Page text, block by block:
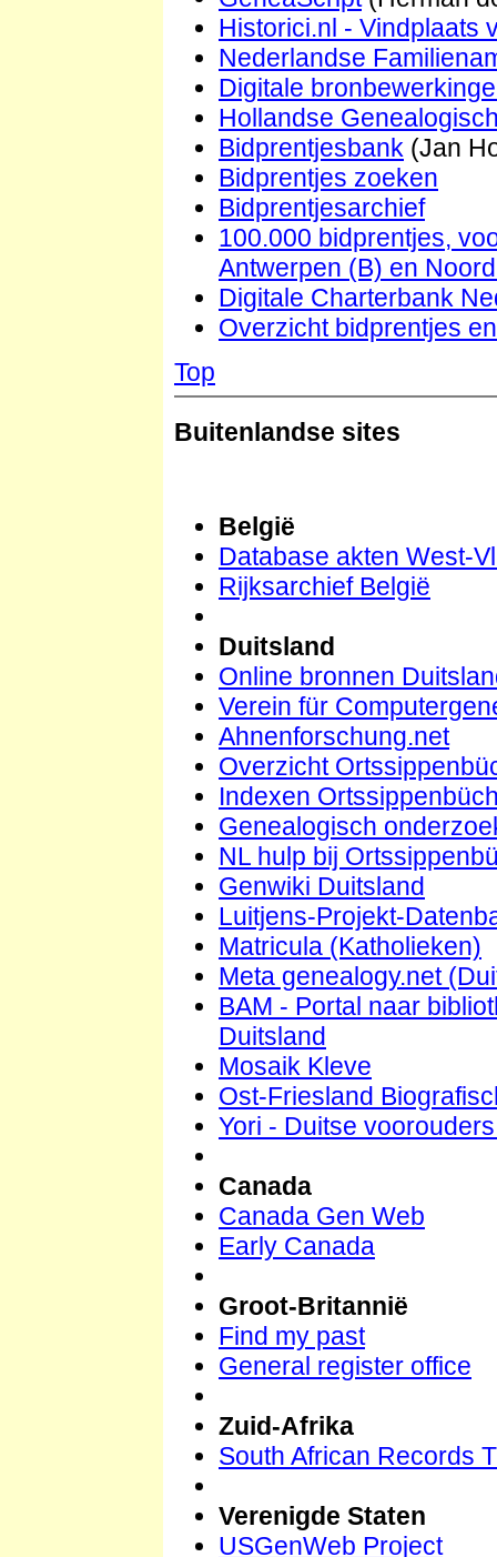
Historici.nl - Vindplaats
Nederlandse
Digitale
Hollandse
Bidprentjesbank (Jan
Bidprentjes zoeken
Bidprentjesarchief
100.000 bidprentjes,
Antwerpen (B) en
Digitale Charterbank
Overzicht bidprentjes
Top
Buitenlandse sites
België
Database akten West-
Rijksarchief België
Duitsland
Online bronnen
Verein für
Ahnenforschung.net
Overzicht
Indexen
Genealogisch
NL hulp bij
Genwiki Duitsland
Luitjens-Projekt-
Matricula (Katholieken)
Meta genealogy.net
BAM - Portal naar
Duitsland
Mosaik Kleve
Ost-Friesland
Yori - Duitse
Canada
Canada Gen Web
Early Canada
Groot-Britannië
Find my past
General register office
Zuid-Afrika
South African Records
Verenigde Staten
USGenWeb Project